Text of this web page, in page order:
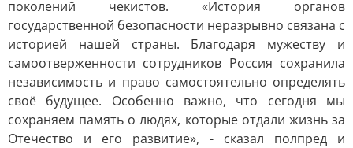
поколений чекистов. «История органов
государственной безопасности неразрывно связана с
историей нашей страны. Благодаря мужеству и
самоотверженности сотрудников Россия сохранила
независимость и право самостоятельно определять
своё будущее. Особенно важно, что сегодня мы
сохраняем память о людях, которые отдали жизнь за
Отечество и его развитие», - сказал полпред и